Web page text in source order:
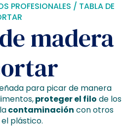
PROFESIONALES / TABLA DE
madera
para picar de manera
proteger el filo de los
contaminación con otros
plástico.